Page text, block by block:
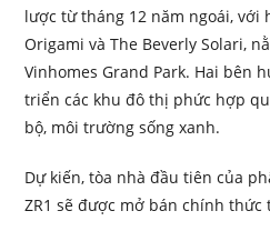
lược từ tháng 12 năm ngoái, với
Origami và The Beverly Solari,
Vinhomes Grand Park. Hai bên
triển các khu đô thị phức hợp
bộ, môi trường sống xanh.
Dự kiến, tòa nhà đầu tiên của
ZR1 sẽ được mở bán chính thức